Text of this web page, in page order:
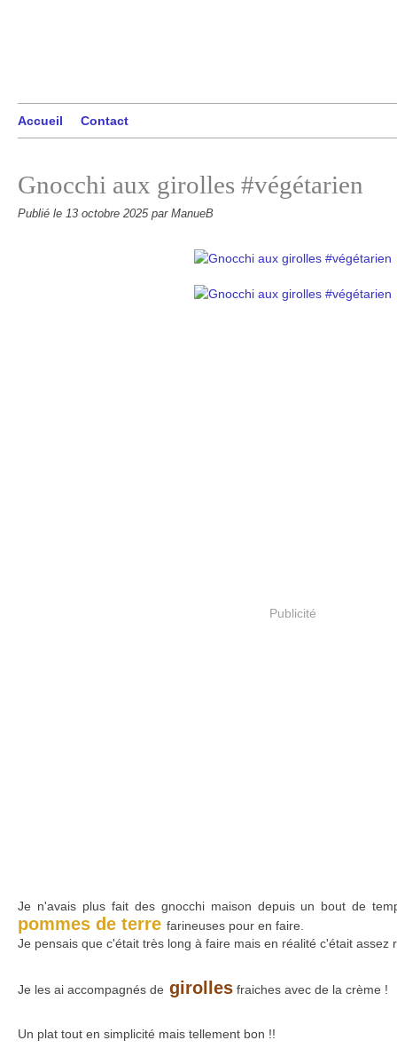
Accueil Contact
Gnocchi aux girolles #végétarien
Publié le 13 octobre 2025 par ManueB
Publicité
Je n'avais plus fait des gnocchi maison depuis un bout de
pommes de terre farineuses pour en faire.
Je pensais que c'était très long à faire mais en réalité c'était assez
Je les ai accompagnés de girolles fraiches avec de la crème !
Un plat tout en simplicité mais tellement bon !!